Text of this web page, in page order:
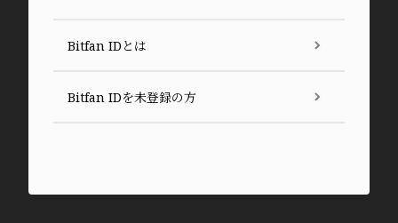
Bitfan IDとは
Bitfan IDを未登録の方